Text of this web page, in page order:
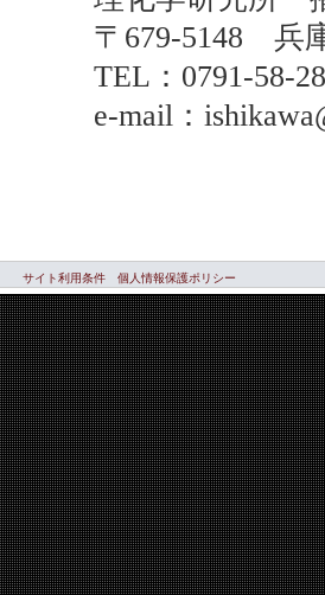
〒679-5148 兵
TEL：0791-58-
e-mail：
サイト利用条件 個人情報保護ポリシー